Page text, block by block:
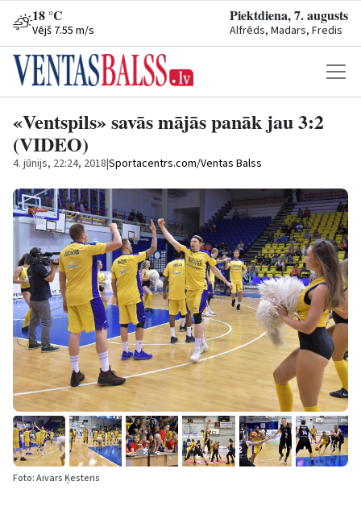
18 °C
Vējš 7.55 m/s
Piektdiena, 7. augusts
Alfrēds, Madars, Fredis
«Ventspils» savās mājās panāk jau 3:2
(VIDEO)
4. jūnijs, 22:24, 2018|Sportacentrs.com/Ventas Balss
Foto: Aivars Ķesteris